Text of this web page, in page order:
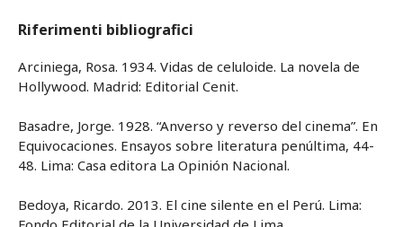
Riferimenti bibliografici
Arciniega, Rosa. 1934. Vidas de celuloide. La novela de
Hollywood. Madrid: Editorial Cenit.
Basadre, Jorge. 1928. “Anverso y reverso del cinema”. En
Equivocaciones. Ensayos sobre literatura penúltima, 44-
48. Lima: Casa editora La Opinión Nacional.
Bedoya, Ricardo. 2013. El cine silente en el Perú. Lima: